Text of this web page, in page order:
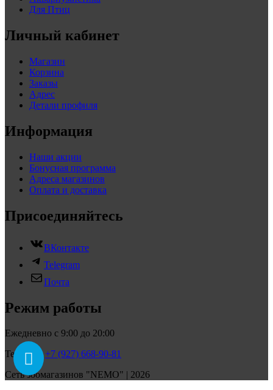
Для Птиц
Личный кабинет
Магазин
Корзина
Заказы
Адрес
Детали профиля
Информация
Наши акции
Бонусная программа
Адреса магазинов
Оплата и доставка
Присоединяйтесь
ВКонтакте
Telegram
Почта
Режим работы
Ежедневно с 9:00 до 20:00
Телефон:+7 (927) 668-90-81
Сеть зоомагазинов "NEMO" | 2026